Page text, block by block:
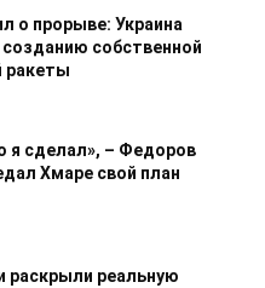
о прорыве: Украина
собственной
ракеты
я сделал», – Федоров
Хмаре свой план
раскрыли реальную